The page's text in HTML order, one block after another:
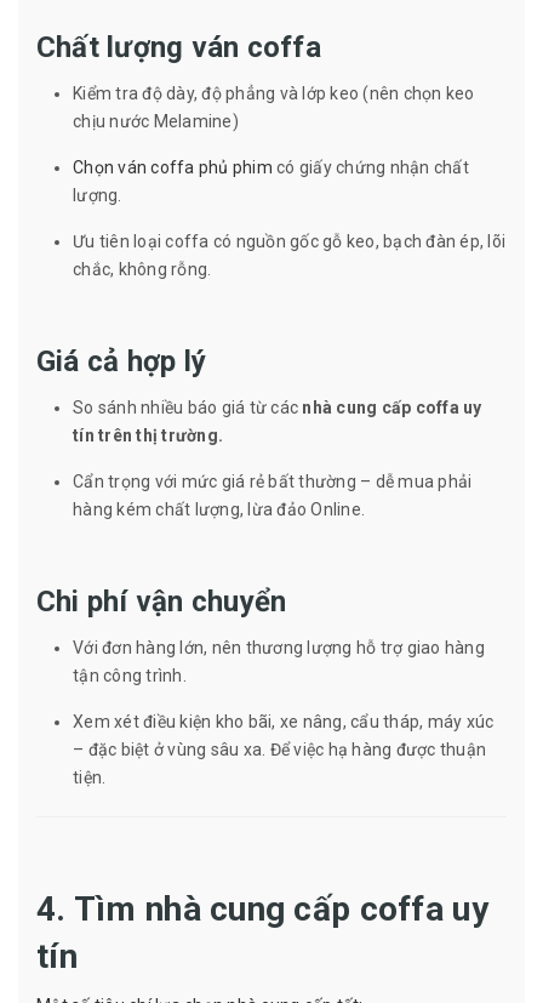
Chất lượng ván coffa
Kiểm tra độ dày, độ phẳng và lớp keo (nên chọn keo
chịu nước Melamine)
Chọn ván coffa phủ phim có giấy chứng nhận chất
lượng.
Ưu tiên loại coffa có nguồn gốc gỗ keo, bạch đàn ép, lõi
chắc, không rỗng.
Giá cả hợp lý
So sánh nhiều báo giá từ các nhà cung cấp coffa uy
tín trên thị trường.
Cẩn trọng với mức giá rẻ bất thường – dễ mua phải
hàng kém chất lượng, lừa đảo Online.
Chi phí vận chuyển
Với đơn hàng lớn, nên thương lượng hỗ trợ giao hàng
tận công trình.
Xem xét điều kiện kho bãi, xe nâng, cẩu tháp, máy xúc
– đặc biệt ở vùng sâu xa. Để việc hạ hàng được thuận
tiện.
4. Tìm nhà cung cấp coffa uy
tín